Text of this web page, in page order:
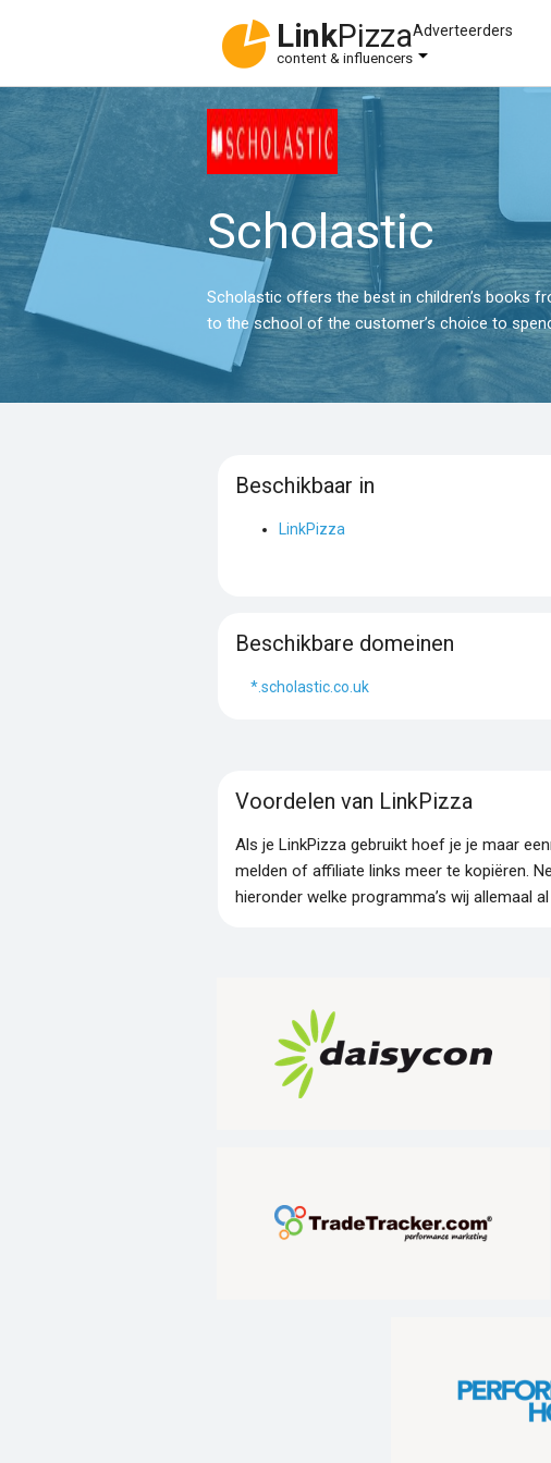
LinkPizza
content & influencers
Adverteerders
Scholastic
Scholastic offers the best in children’s books
to the school of the customer’s choice to
Beschikbaar in
LinkPizza
Beschikbare domeinen
*.scholastic.co.uk
Voordelen van LinkPizza
Als je LinkPizza gebruikt hoef je je maar
melden of affiliate links meer te kopiëren.
hieronder welke programma’s wij allemaal